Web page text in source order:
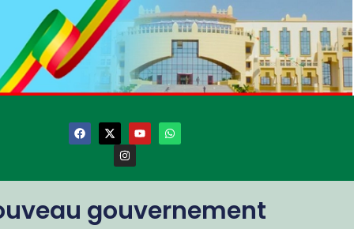
gouvernement